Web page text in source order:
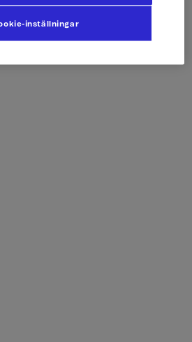
inställningar